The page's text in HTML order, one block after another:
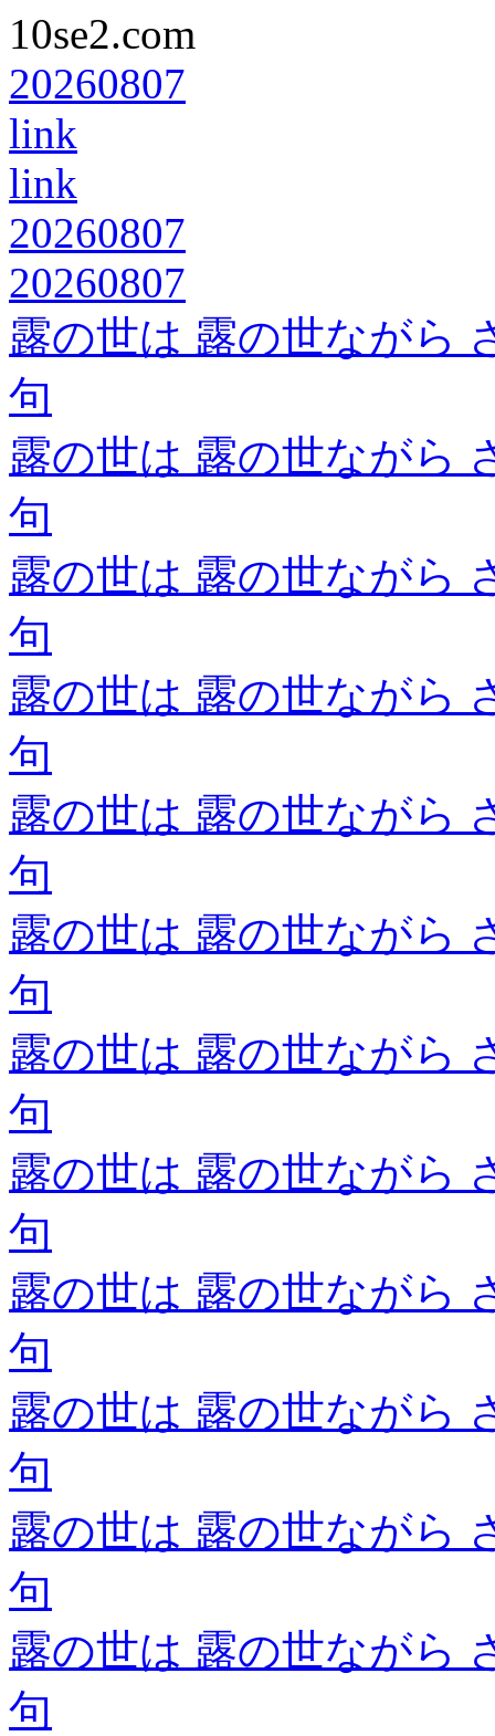
10se2.com
20260807
link
link
20260807
20260807
露の世は 露の世ながら
句
露の世は 露の世ながら
句
露の世は 露の世ながら
句
露の世は 露の世ながら
句
露の世は 露の世ながら
句
露の世は 露の世ながら
句
露の世は 露の世ながら
句
露の世は 露の世ながら
句
露の世は 露の世ながら
句
露の世は 露の世ながら
句
露の世は 露の世ながら
句
露の世は 露の世ながら
句